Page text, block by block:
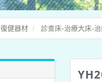
復健器材 診查床-治療大床-